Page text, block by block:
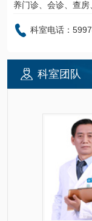
养门诊、会诊、查
科室电话：
科室团队